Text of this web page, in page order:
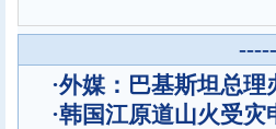
·外媒：巴基斯坦总理
·韩国江原道山火受灾